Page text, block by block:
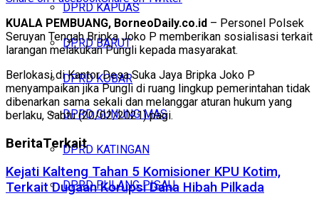
DPRD KAPUAS
DPRD BARUT
DPRD KOBAR
DPRD GUNUNG MAS
DPRD KATINGAN
DPRD PULANG PISAU
KUALA PEMBUANG, BorneoDaily.co.id – Personel Polsek
Seruyan Tengah Bripka Joko P memberikan sosialisasi terkait
larangan melakukan Pungli kepada masyarakat.
Berlokasi di Kantor Desa Suka Jaya Bripka Joko P
menyampaikan jika Pungli di ruang lingkup pemerintahan tidak
dibenarkan sama sekali dan melanggar aturan hukum yang
berlaku, Sabtu (20/02/2021) pagi.
BeritaTerkait
Kejati Kalteng Tahan 5 Komisioner KPU Kotim,
Terkait Dugaan Korupsi Dana Hibah Pilkada